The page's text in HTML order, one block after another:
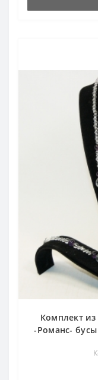
Комплект из
-Романс- бусы